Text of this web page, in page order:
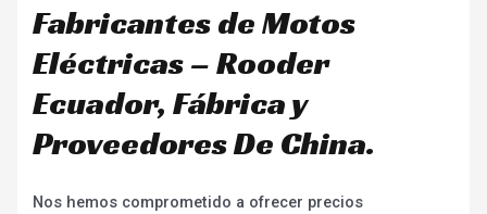
Fabricantes de Motos
Eléctricas – Rooder
Ecuador, Fábrica y
Proveedores De China.
Nos hemos comprometido a ofrecer precios